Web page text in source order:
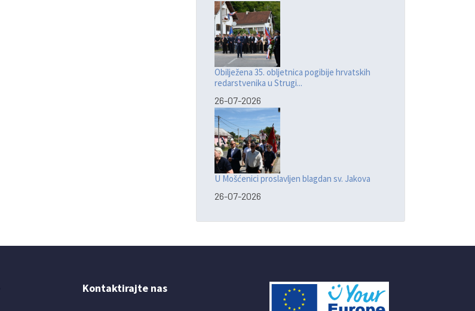
Obilježena 35. obljetnica pogibije hrvatskih
redarstvenika u Strugi...
26-07-2026
U Mošćenici proslavljen blagdan sv. Jakova
26-07-2026
Kontaktirajte nas